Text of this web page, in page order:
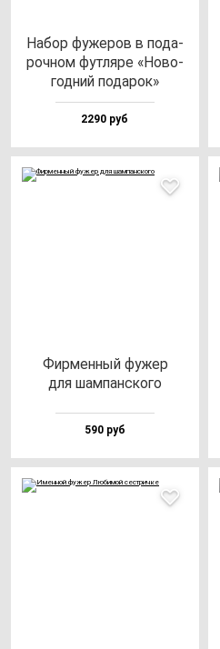
Набор фу­же­ров в по­да­
роч­ном фут­ля­ре «Ново­
год­ний по­да­рок»
2290 руб
Фир­мен­ный фу­жер
для шам­пан­ско­го
590 руб